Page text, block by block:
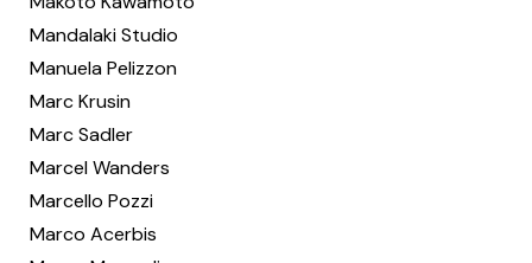
Mandalaki Studio
Manuela Pelizzon
Marc Krusin
Marc Sadler
Marcel Wanders
Marcello Pozzi
Marco Acerbis